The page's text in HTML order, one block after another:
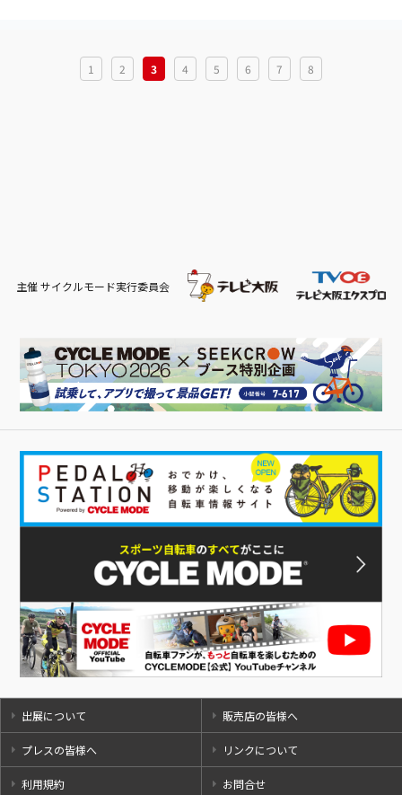
1 2 3 4 5 6 7 8
主催 サイクルモード実行委員会
出展について 販売店の皆様へ
プレスの皆様へ リンクについて
利用規約 お問合せ